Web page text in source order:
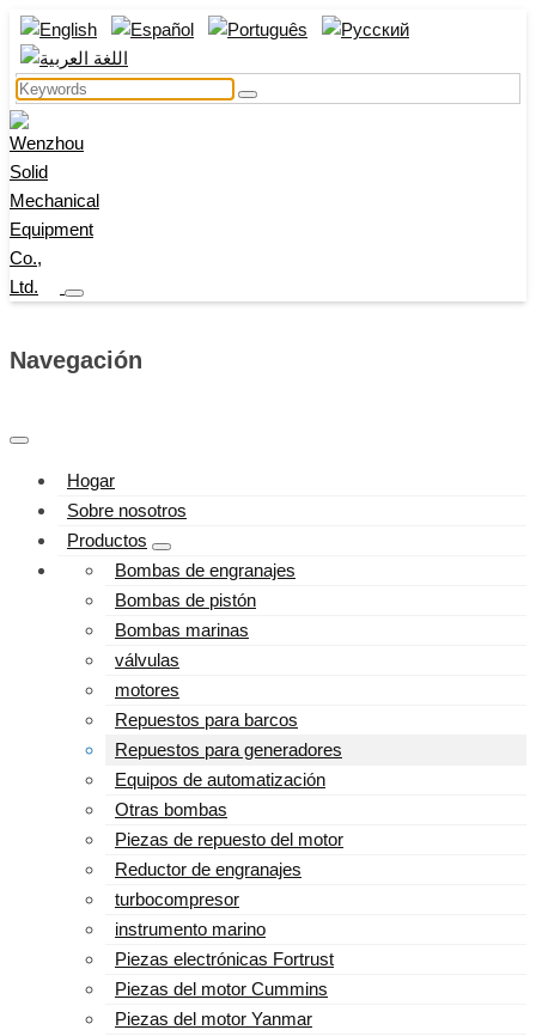
Navegación
Hogar
Sobre nosotros
Productos
Bombas de engranajes
Bombas de pistón
Bombas marinas
válvulas
motores
Repuestos para barcos
Repuestos para generadores
Equipos de automatización
Otras bombas
Piezas de repuesto del motor
Reductor de engranajes
turbocompresor
instrumento marino
Piezas electrónicas Fortrust
Piezas del motor Cummins
Piezas del motor Yanmar